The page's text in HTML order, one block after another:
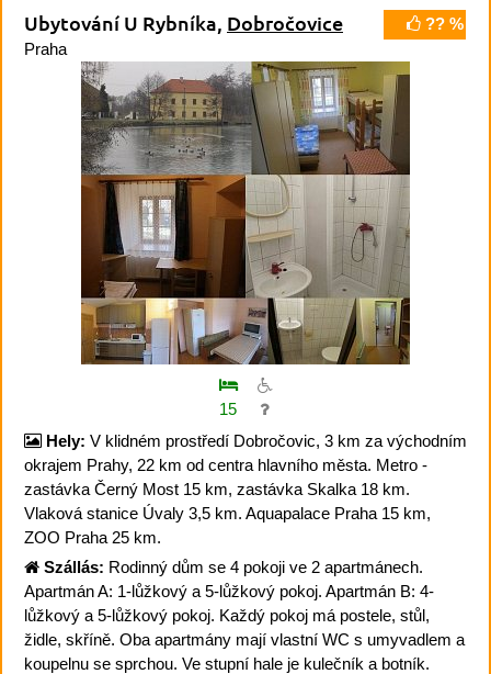
?? %
Ubytování U Rybníka, Dobročovice
Praha
15
Hely: V klidném prostředí Dobročovic, 3 km za východním
okrajem Prahy, 22 km od centra hlavního města. Metro -
zastávka Černý Most 15 km, zastávka Skalka 18 km.
Vlaková stanice Úvaly 3,5 km. Aquapalace Praha 15 km,
ZOO Praha 25 km.
Szállás: Rodinný dům se 4 pokoji ve 2 apartmánech.
Apartmán A: 1-lůžkový a 5-lůžkový pokoj. Apartmán B: 4-
lůžkový a 5-lůžkový pokoj. Každý pokoj má postele, stůl,
židle, skříně. Oba apartmány mají vlastní WC s umyvadlem a
koupelnu se sprchou. Ve stupní hale je kulečník a botník.